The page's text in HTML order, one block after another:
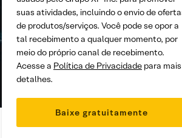
suas atividades, incluindo o envio de
de produtos/serviços. Você pode se opor a
tal recebimento a qualquer momento, por
meio do próprio canal de recebimento.
Acesse a Política de Privacidade para mais
detalhes.